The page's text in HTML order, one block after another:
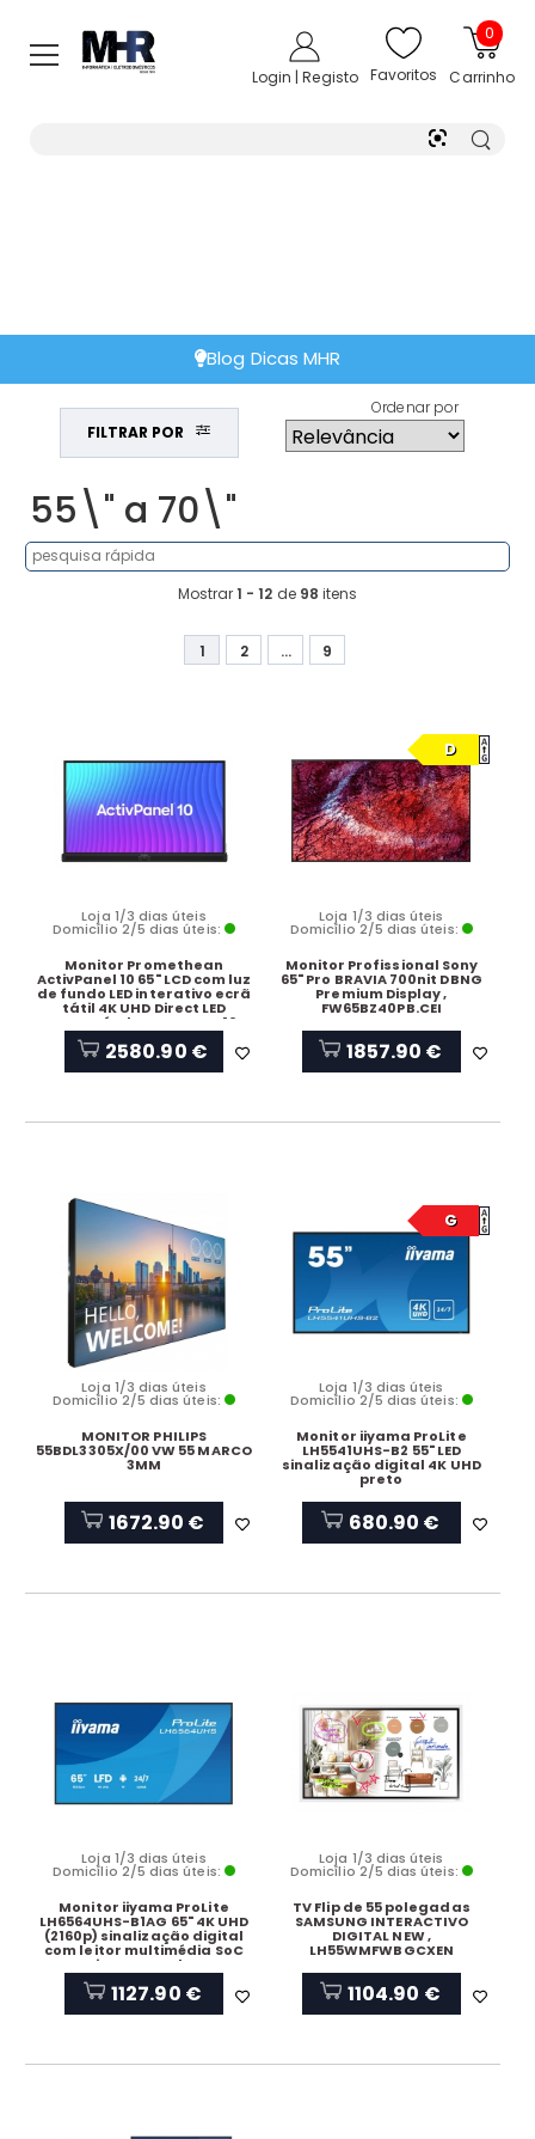
Login | Registo Favoritos
0
Carrinho
Extensão de Garantia
FILTRAR POR
Ordenar por
55\" a 70\"
Mostrar1 - 12 de 98 itens
1 2 ... 9
Loja 1/3 dias úteis
Domicílio 2/5 dias úteis:
Monitor Promethean
ActivPanel 10 65" LCD com luz
de fundo LED interativo ecrã
tátil 4K UHD Direct LED
Compatível com TAA, AP10-
A65-EU-1
2580.90 €
D
Loja 1/3 dias úteis
Domicílio 2/5 dias úteis:
Monitor Profissional Sony
65" Pro BRAVIA 700nit DBNG
Premium Display ,
FW65BZ40PB.CEI
1857.90 €
Loja 1/3 dias úteis
Domicílio 2/5 dias úteis:
MONITOR PHILIPS
55BDL3305X/00 VW 55 MARCO
3MM
1672.90 €
G
Loja 1/3 dias úteis
Domicílio 2/5 dias úteis:
Monitor iiyama ProLite
LH5541UHS-B2 55" LED
sinalização digital 4K UHD
preto
680.90 €
Loja 1/3 dias úteis
Domicílio 2/5 dias úteis:
Monitor iiyama ProLite
LH6564UHS-B1AG 65" 4K UHD
(2160p) sinalização digital
com leitor multimédia SoC
incorporado
1127.90 €
Loja 1/3 dias úteis
Domicílio 2/5 dias úteis:
TV Flip de 55 polegadas
SAMSUNG INTERACTIVO
DIGITAL NEW ,
LH55WMFWBGCXEN
1104.90 €